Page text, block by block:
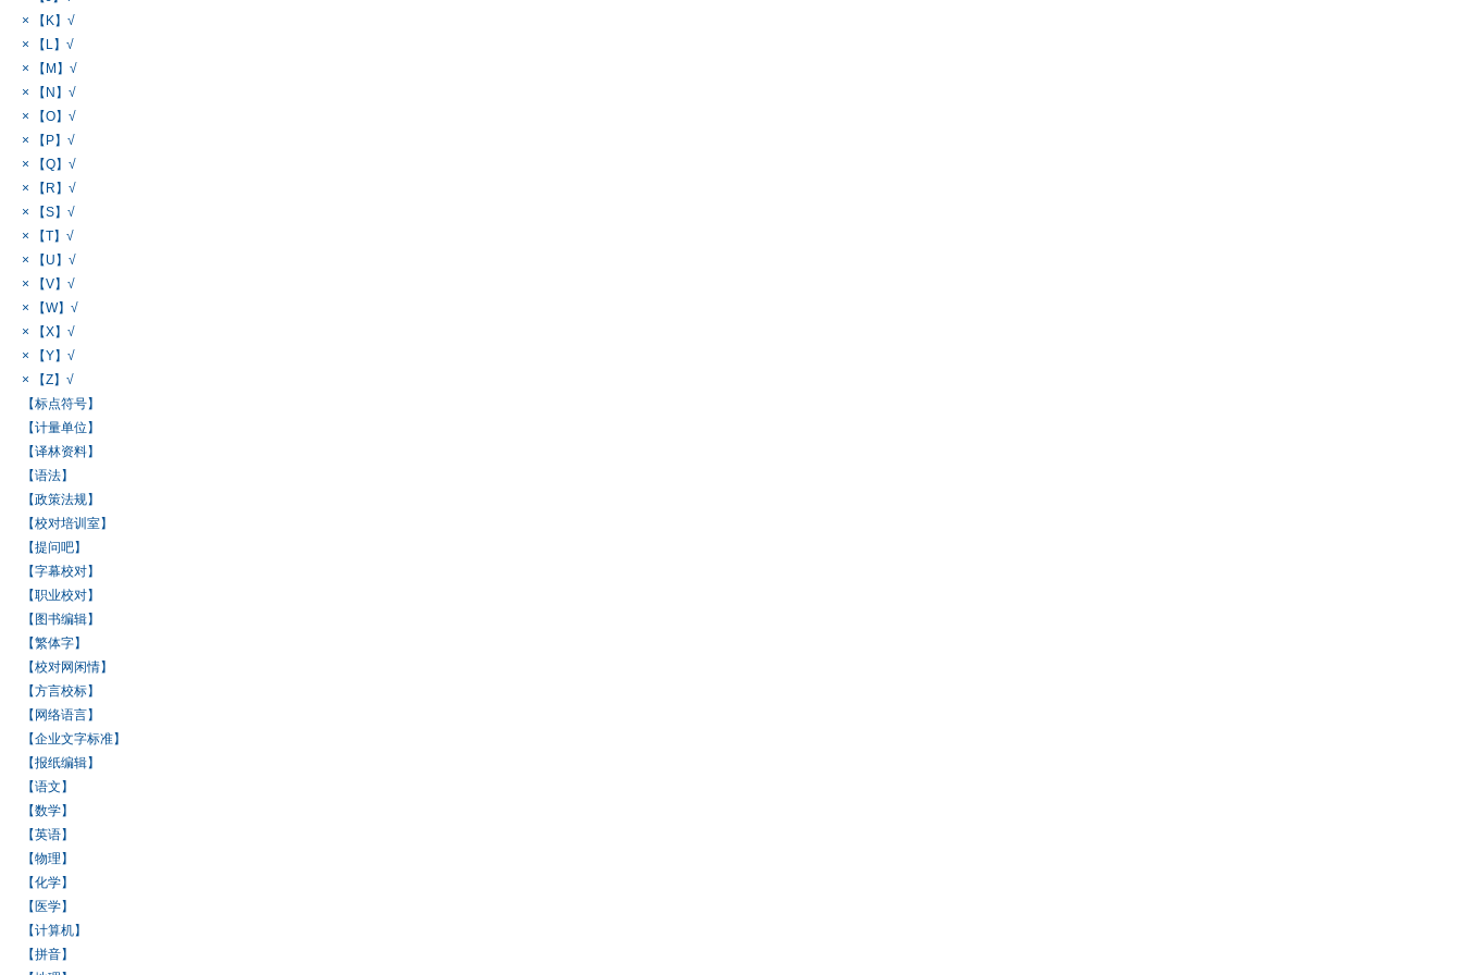
× 【K】√
× 【L】√
× 【M】√
× 【N】√
× 【O】√
× 【P】√
× 【Q】√
× 【R】√
× 【S】√
× 【T】√
× 【U】√
× 【V】√
× 【W】√
× 【X】√
× 【Y】√
× 【Z】√
【标点符号】
【计量单位】
【译林资料】
【语法】
【政策法规】
【校对培训室】
【提问吧】
【字幕校对】
【职业校对】
【图书编辑】
【繁体字】
【校对网闲情】
【方言校标】
【网络语言】
【企业文字标准】
【报纸编辑】
【语文】
【数学】
【英语】
【物理】
【化学】
【医学】
【计算机】
【拼音】